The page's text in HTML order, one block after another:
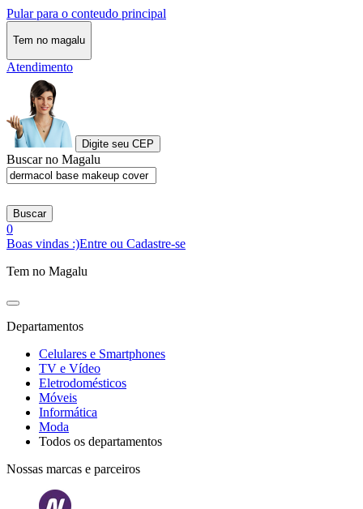
Pular para o conteudo principal
Tem no magalu
Atendimento
Digite seu CEP
Buscar no Magalu
Buscar
0
Boas vindas :)Entre ou Cadastre-se
Tem no Magalu
Departamentos
Celulares e Smartphones
TV e Vídeo
Eletrodomésticos
Móveis
Informática
Moda
Todos os departamentos
Nossas marcas e parceiros